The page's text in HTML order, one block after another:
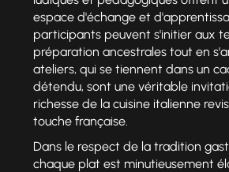
espace d'échange et
participants peuvent s'initier aux
préparation ancestrales tout en
ateliers, qui se tiennent dans un
détendu, sont une véritable
richesse de la cuisine italienne
touche française.
Dans le respect de la tradition
chaque plat est minutieusement